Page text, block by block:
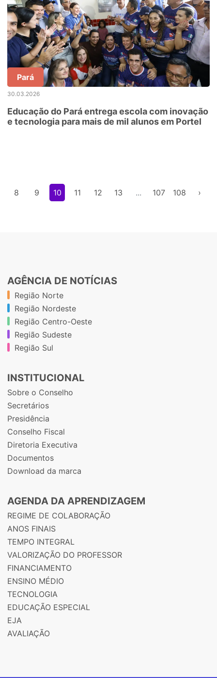
Pará
30.03.2026
Educação do Pará entrega escola com inovação
e tecnologia para mais de mil alunos em Portel
8 9 10 11 12 13 ... 107 108 ›
AGÊNCIA DE NOTÍCIAS
Região Norte
Região Nordeste
Região Centro-Oeste
Região Sudeste
Região Sul
INSTITUCIONAL
Sobre o Conselho
Secretários
Presidência
Conselho Fiscal
Diretoria Executiva
Documentos
Download da marca
AGENDA DA APRENDIZAGEM
REGIME DE COLABORAÇÃO
ANOS FINAIS
TEMPO INTEGRAL
VALORIZAÇÃO DO PROFESSOR
FINANCIAMENTO
ENSINO MÉDIO
TECNOLOGIA
EDUCAÇÃO ESPECIAL
EJA
AVALIAÇÃO